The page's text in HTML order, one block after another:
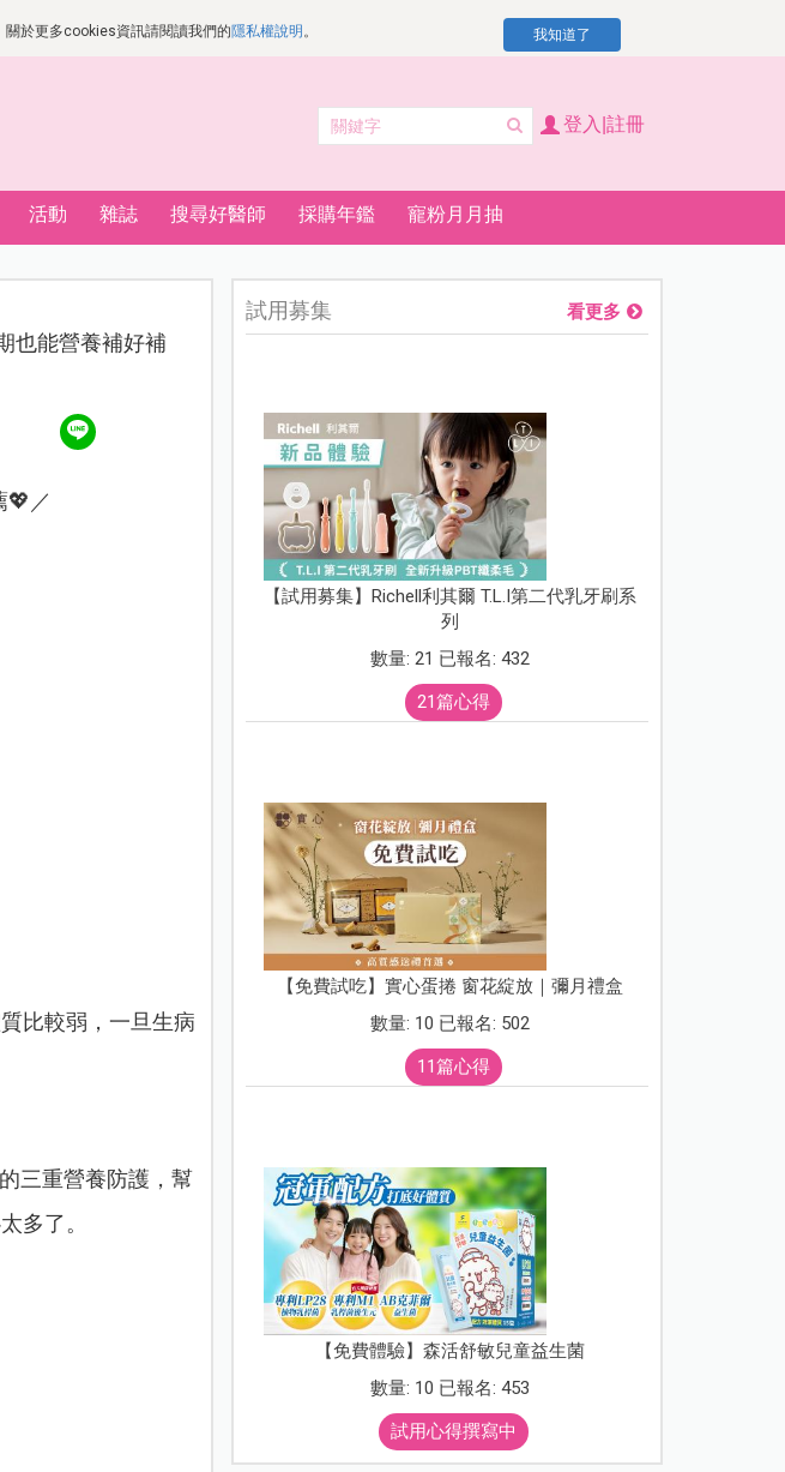
於更多cookies資訊請閱讀我們的隱私權說明 。 我知道了
登入|註冊
活動 雜誌 搜尋好醫師 採購年鑑 寵粉月月抽
也能營養補好補
💖／
比較弱，一旦生病
三重營養防護，幫
多了。
試用募集 看更多
【試用募集】Richell利其爾 T.L.I第二代乳牙刷系
列
數量: 21 已報名: 432
21篇心得
【免費試吃】實心蛋捲 窗花綻放｜彌月禮盒
數量: 10 已報名: 502
11篇心得
【免費體驗】森活舒敏兒童益生菌
數量: 10 已報名: 453
試用心得撰寫中